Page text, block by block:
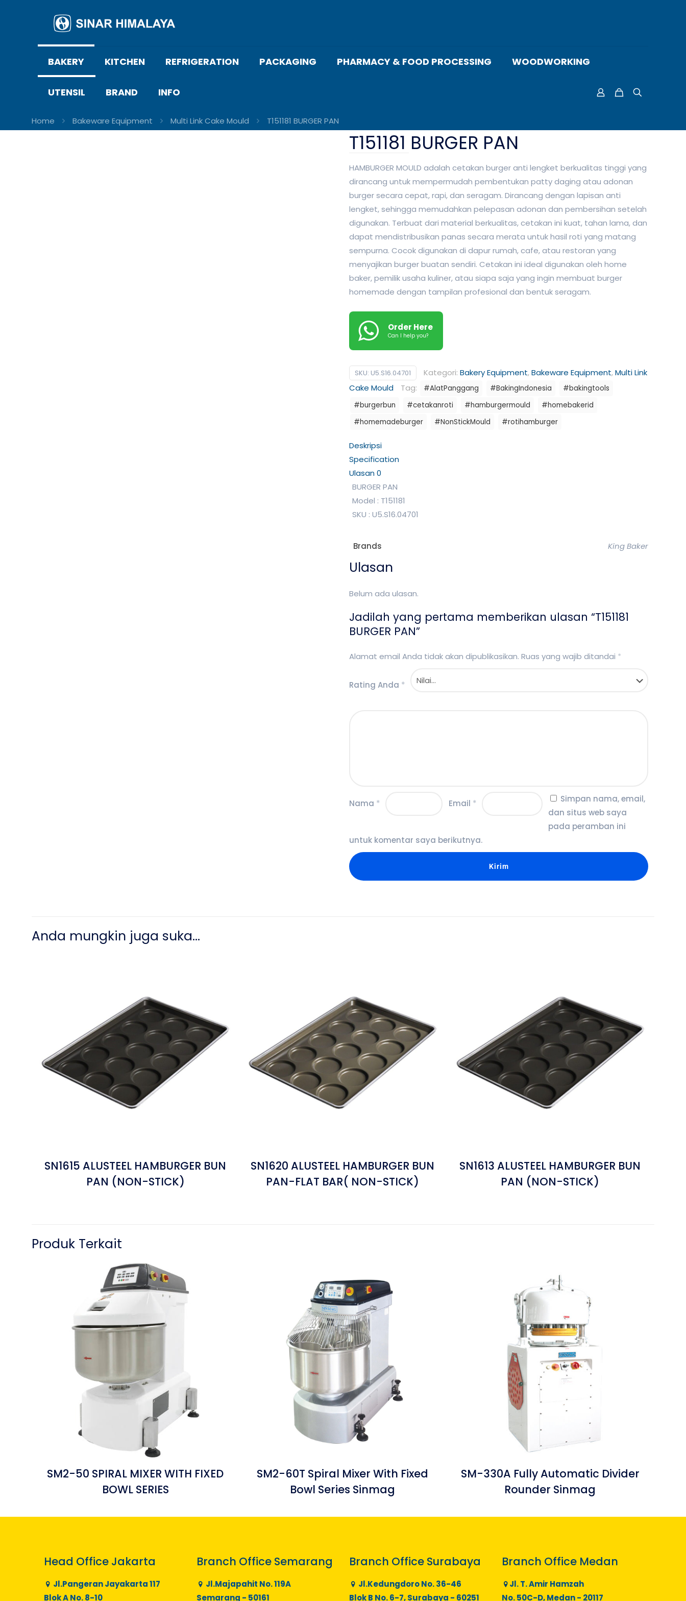
BAKERY KITCHEN REFRIGERATION PACKAGING PHARMACY & FOOD PROCESSING WOODWORKING
UTENSIL BRAND INFO
Home Bakeware Equipment Multi Link Cake Mould T151181 BURGER PAN
T151181 BURGER PAN
HAMBURGER MOULD adalah cetakan burger anti lengket berkualitas tinggi yang
dirancang untuk mempermudah pembentukan patty daging atau adonan
burger secara cepat, rapi, dan seragam. Dirancang dengan lapisan anti
lengket, sehingga memudahkan pelepasan adonan dan pembersihan setelah
digunakan. Terbuat dari material berkualitas, cetakan ini kuat, tahan lama, dan
dapat mendistribusikan panas secara merata untuk hasil roti yang matang
sempurna. Cocok digunakan di dapur rumah, cafe, atau restoran yang
menyajikan burger buatan sendiri. Cetakan ini ideal digunakan oleh home
baker, pemilik usaha kuliner, atau siapa saja yang ingin membuat burger
homemade dengan tampilan profesional dan bentuk seragam.
Order Here
Can I help you?
SKU: U5.S16.04701 Kategori: Bakery Equipment,Bakeware Equipment,Multi Link
Cake Mould
Tag: #AlatPanggang #BakingIndonesia
#bakingtools
#burgerbun
#cetakanroti #hamburgermould
#homebakerid
#homemadeburger
#NonStickMould #rotihamburger
Deskripsi
Specification
Ulasan0
BURGER PAN
Model : T151181
SKU : U5.S16.04701
Brands King Baker
Ulasan
Belum ada ulasan.
Jadilah yang pertama memberikan ulasan “T151181
BURGER PAN”
Alamat email Anda tidak akan dipublikasikan. Ruas yang wajib ditandai *
Rating Anda *
Nama * Email *
Simpan nama, email,
dan situs web saya
pada peramban ini
untuk komentar saya berikutnya.
Anda mungkin juga suka…
SN1615 ALUSTEEL HAMBURGER BUN
PAN (NON-STICK)
SN1620 ALUSTEEL HAMBURGER BUN
PAN-FLAT BAR( NON-STICK)
SN1613 ALUSTEEL HAMBURGER BUN
PAN (NON-STICK)
Produk Terkait
SM2-50 SPIRAL MIXER WITH FIXED
BOWL SERIES
SM2-60T Spiral Mixer With Fixed
Bowl Series Sinmag
SM-330A Fully Automatic Divider
Rounder Sinmag
Head Office Jakarta
Jl.Pangeran Jayakarta 117
Blok A No. 8-10
Branch Office Semarang
Jl.Majapahit No. 119A
Semarang - 50161
Branch Office Surabaya
Jl.Kedungdoro No. 36-46
Blok B No. 6-7, Surabaya - 60251
Branch Office Medan
Jl. T. Amir Hamzah
No. 50C-D, Medan - 20117